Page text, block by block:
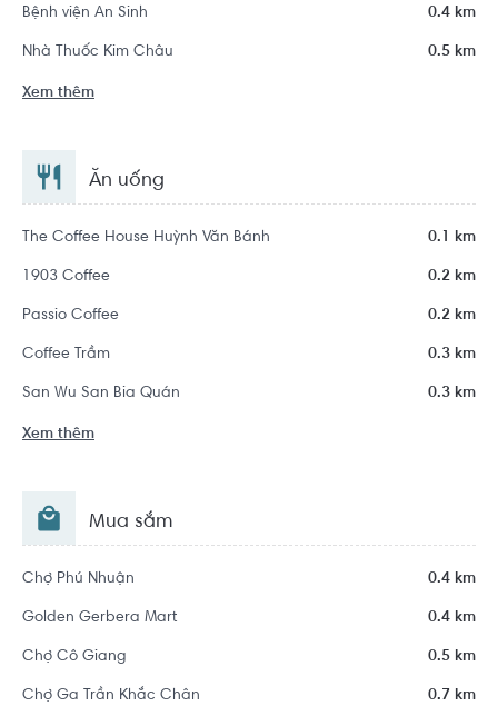
Bệnh viện An Sinh 0.4 km
Nhà Thuốc Kim Châu 0.5 km
Xem thêm
Ăn uống
The Coffee House Huỳnh Văn Bánh 0.1 km
1903 Coffee 0.2 km
Passio Coffee 0.2 km
Coffee Trầm 0.3 km
San Wu San Bia Quán 0.3 km
Xem thêm
Mua sắm
Chợ Phú Nhuận 0.4 km
Golden Gerbera Mart 0.4 km
Chợ Cô Giang 0.5 km
Chợ Ga Trần Khắc Chân 0.7 km